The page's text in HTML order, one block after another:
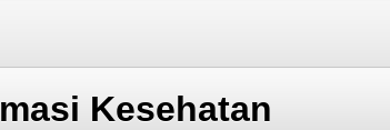
Kesehatan